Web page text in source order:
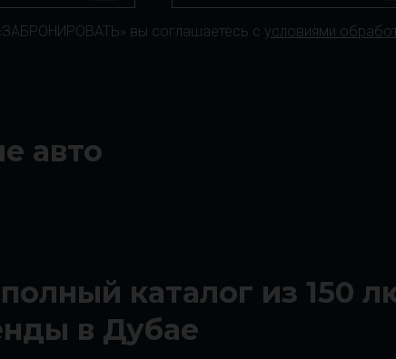
вы соглашаетесь с условиями
авто
каталог из 150
в Дубае